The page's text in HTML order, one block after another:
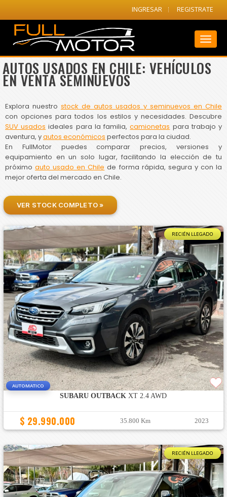
INGRESAR REGISTRATE
AUTOS USADOS EN CHILE: VEHÍCULOS
EN VENTA SEMINUEVOS
Explora nuestro stock de autos usados y seminuevos en Chile
con opciones para todos los estilos y necesidades. Descubre
SUV usados ideales para la familia,camionetas para trabajo y
aventura, yautos económicos perfectos para la ciudad.
En FullMotor puedes comparar precios, versiones y
equipamiento en un solo lugar, facilitando la elección de tu
próximoauto usado en Chile de forma rápida, segura y con la
mejor oferta del mercado en Chile.
VER STOCK COMPLETO »
RECIÉN LLEGADO
AUTOMATICO
SUBARU OUTBACK XT 2.4 AWD
$ 29.990.000 35.800 Km 2023
RECIÉN LLEGADO